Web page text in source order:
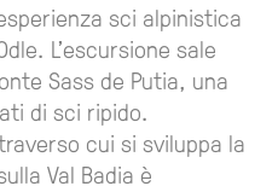
sci alpinistica
L'escursione sale
Sass de Putia, una
di sci ripido.
cui si sviluppa la
Val Badia è